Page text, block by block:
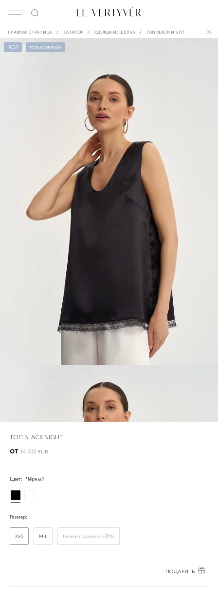
ГЛАВНАЯ СТРАНИЦА / КАТАЛОГ / ОДЕЖДА ИЗ ШЕЛКА / ТОП BLACK NIGHT
NEW только онлайн
ТОП BLACK NIGHT
от 14 500 RUB
Цвет: Чёрный
Размер:
XS-S M-L Размер под заказ (+20%)
ПОДАРИТЬ